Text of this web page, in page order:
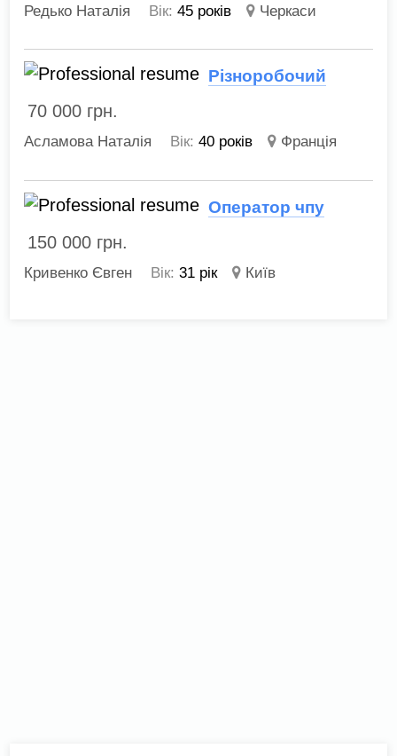
Редько Наталія Вік: 45 років Черкаси
Різноробочий
70 000 грн.
Асламова Наталія Вік: 40 років Франція
Оператор чпу
150 000 грн.
Кривенко Євген Вік: 31 рік Київ